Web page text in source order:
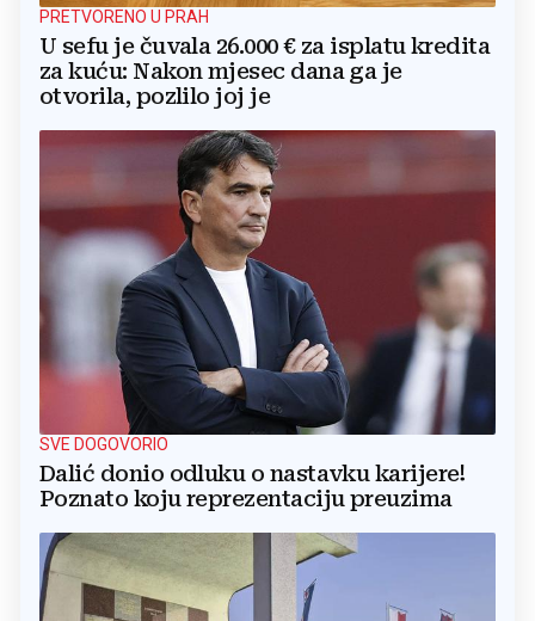
PRETVORENO U PRAH
U sefu je čuvala 26.000 € za isplatu kredita
za kuću: Nakon mjesec dana ga je
otvorila, pozlilo joj je
SVE DOGOVORIO
Dalić donio odluku o nastavku karijere!
Poznato koju reprezentaciju preuzima